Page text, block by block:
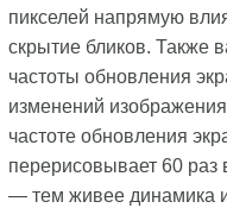
пикселей напрямую
скрытие бликов. Также
частоты обновления
изменений
частоте обновления
перерисовывает 60 раз
— тем живее динамика